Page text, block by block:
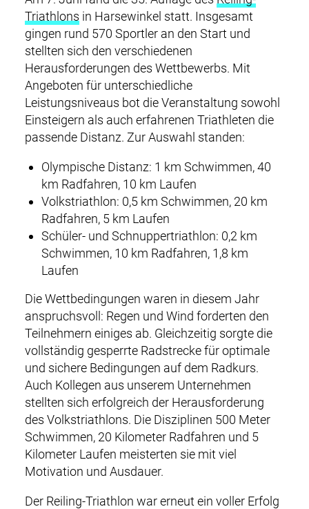
NEWS
RECYCLING & PRODUKTE
SERVICE & LOGISTIK
ZERTIFIKATE
UNTERNEHMEN
KARRIERE
Triathlons in Harsewinkel statt. Insgesamt
gingen rund 570 Sportler an den Start und
stellten sich den verschiedenen
Herausforderungen des Wettbewerbs. Mit
Angeboten für unterschiedliche
Leistungsniveaus bot die Veranstaltung sowohl
Einsteigern als auch erfahrenen Triathleten die
passende Distanz. Zur Auswahl standen:
Olympische Distanz: 1 km Schwimmen, 40
km Radfahren, 10 km Laufen
Volkstriathlon: 0,5 km Schwimmen, 20 km
Radfahren, 5 km Laufen
Schüler- und Schnuppertriathlon: 0,2 km
Schwimmen, 10 km Radfahren, 1,8 km
Laufen
Die Wettbedingungen waren in diesem Jahr
anspruchsvoll: Regen und Wind forderten den
Teilnehmern einiges ab. Gleichzeitig sorgte die
vollständig gesperrte Radstrecke für optimale
und sichere Bedingungen auf dem Radkurs.
Auch Kollegen aus unserem Unternehmen
stellten sich erfolgreich der Herausforderung
des Volkstriathlons. Die Disziplinen 500 Meter
Schwimmen, 20 Kilometer Radfahren und 5
Kilometer Laufen meisterten sie mit viel
Motivation und Ausdauer.
Der Reiling-Triathlon war erneut ein voller Erfolg